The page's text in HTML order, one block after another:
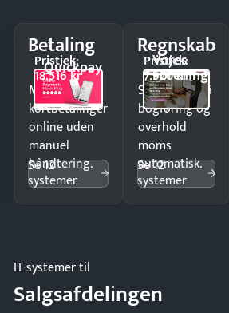
Betaling
Quickpay
Pristjek:
18.516 kr
Modtag
kortbetalinger
online uden
manuel
håndtering.
Se 12
systemer
Regnskab
Vores
Forening
Pristjek:
7.920 kr
Spar timer på
bogføring og
overhold
moms
automatisk.
Se 12
systemer
IT-systemer til
Salgsafdelingen